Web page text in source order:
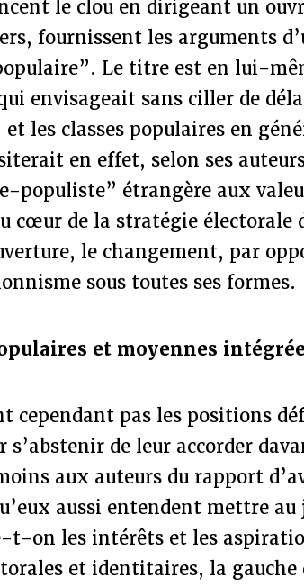
le clou en dirigeant un
fournissent les arguments
Le titre est en lui-
envisageait sans ciller de
les classes populaires en
en effet, selon ses
populiste” étrangère aux
cœur de la stratégie électorale
le changement, par
sous toutes ses formes.
et moyennes
cependant pas les positions
s’abstenir de leur accorder
aux auteurs du rapport
aussi entendent mettre au
t-on les intérêts et les
et identitaires, la